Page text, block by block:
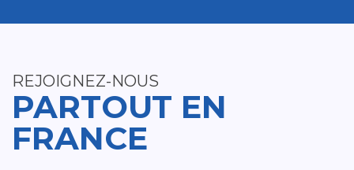
REJOIGNEZ-NOUS
PARTOUT EN
FRANCE